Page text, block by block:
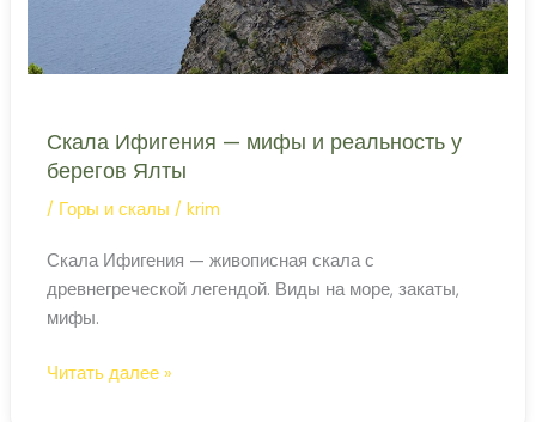
Скала Ифигения — мифы и реальность у
берегов Ялты
/ Горы и скалы /krim
Скала Ифигения — живописная скала с
древнегреческой легендой. Виды на море, закаты,
мифы.
Скала
Читать далее »